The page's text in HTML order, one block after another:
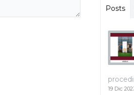
Posts
19 Dic